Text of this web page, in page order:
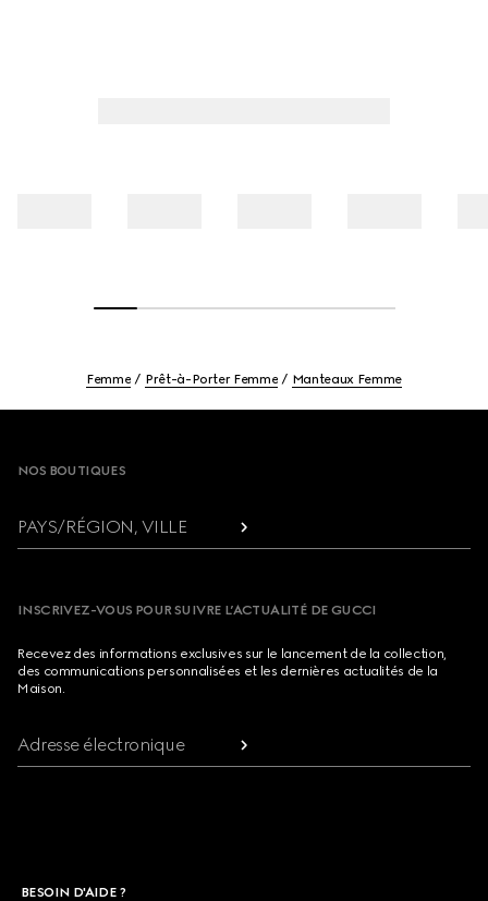
Femme Prêt-à-Porter Femme Manteaux Femme
NOS BOUTIQUES
PAYS/RÉGION, VILLE
INSCRIVEZ-VOUS POUR SUIVRE L’ACTUALITÉ DE GUCCI
Recevez des informations exclusives sur le lancement de la collection,
des communications personnalisées et les dernières actualités de la
Maison.
Adresse électronique
BESOIN D'AIDE ?